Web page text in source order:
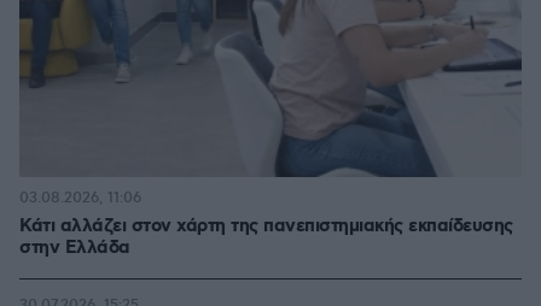
Κάτι αλλάζει στον χάρτη της πανεπιστημιακής εκπαίδευσης
στην Ελλάδα
03.08.2026, 11:06